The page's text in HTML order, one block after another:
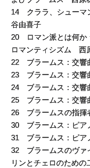
14 クララ、シュー
谷由喜子
20 ロマン派とは何か
ロマンティシズム 西
22 ブラームス：交響
23 ブラームス：交響
24 ブラームス：交響
25 ブラームス：交響
26 ブラームスの指
30 ブラームス：ピア
31 ブラームス：ピア
32 ブラームスのヴァ
リンとチェロのための